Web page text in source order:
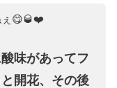
ぇ😋🥃❤️
味があってフ
開花、その後